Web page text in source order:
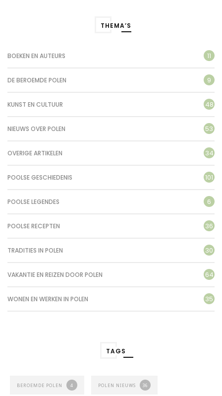
THEMA’S
BOEKEN EN AUTEURS 11
DE BEROEMDE POLEN 9
KUNST EN CULTUUR 48
NIEUWS OVER POLEN 53
OVERIGE ARTIKELEN 34
POOLSE GESCHIEDENIS 101
POOLSE LEGENDES 6
POOLSE RECEPTEN 36
TRADITIES IN POLEN 30
VAKANTIE EN REIZEN DOOR POLEN 64
WONEN EN WERKEN IN POLEN 35
TAGS
BEROEMDE POLEN 4 POLEN NIEUWS 36